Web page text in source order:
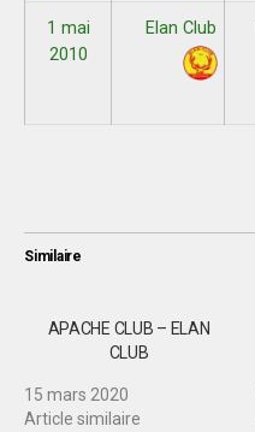
1 mai
2010
Elan Club
Similaire
APACHE CLUB – ELAN
CLUB
15 mars 2020
Article similaire